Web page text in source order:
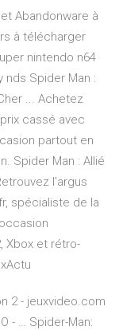
Abandonware à
à télécharger
nintendo n64
nds Spider Man :
... Achetez
prix cassé avec
partout en
Spider Man : Allié
l'argus
spécialiste de la
Xbox et rétro-
2 - jeuxvideo.com
- … Spider-Man: